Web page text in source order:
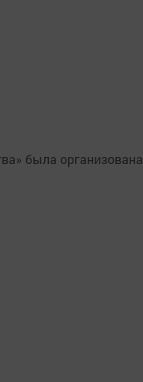
была организована